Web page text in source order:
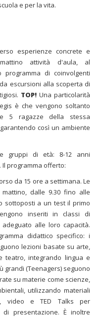
e per la vita.
esperienze concrete e
attività d'aula, al
di coinvolgenti
escursioni alla scoperta di
TOP! Una particolarità
è che vengono soltanto
5 ragazze della stessa
così un ambiente
gruppi di età: 8-12 anni
Il programma offerto:
da 15 ore a settimana. Le
dalle 9.30 fino alle
sottoposti a un test il primo
inseriti in classi di
alle loro capacità.
didattico specifico: i
lezioni basate su arte,
teatro, integrando lingua e
grandi (Teenagers) seguono
su materie come scienze,
utilizzando materiali
video e TED Talks per
presentazione. È inoltre